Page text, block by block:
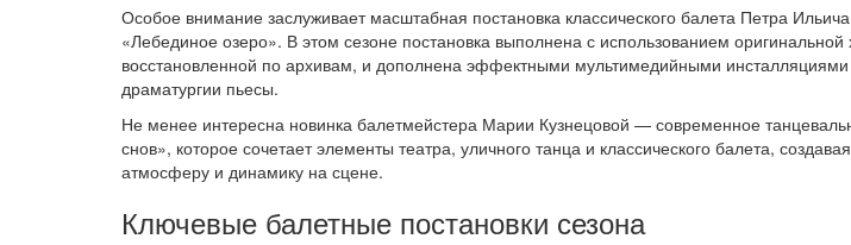
Особое внимание заслуживает масштабная постановка классического балета Петра Ильича
«Лебединое озеро». В этом сезоне постановка выполнена с использованием
восстановленной по архивам, и дополнена эффектными мультимедийными
драматургии пьесы.
Не менее интересна новинка балетмейстера Марии Кузнецовой — современное
снов», которое сочетает элементы театра, уличного танца и классического балета,
атмосферу и динамику на сцене.
Ключевые балетные постановки сезона